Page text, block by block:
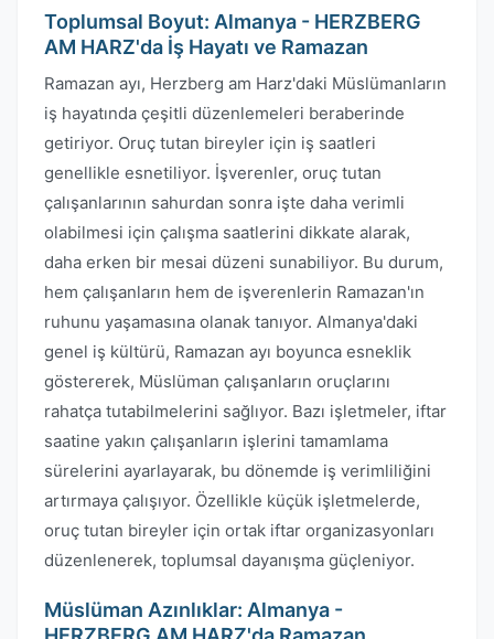
Toplumsal Boyut: Almanya - HERZBERG
AM HARZ'da İş Hayatı ve Ramazan
Ramazan ayı, Herzberg am Harz'daki Müslümanların
iş hayatında çeşitli düzenlemeleri beraberinde
getiriyor. Oruç tutan bireyler için iş saatleri
genellikle esnetiliyor. İşverenler, oruç tutan
çalışanlarının sahurdan sonra işte daha verimli
olabilmesi için çalışma saatlerini dikkate alarak,
daha erken bir mesai düzeni sunabiliyor. Bu durum,
hem çalışanların hem de işverenlerin Ramazan'ın
ruhunu yaşamasına olanak tanıyor. Almanya'daki
genel iş kültürü, Ramazan ayı boyunca esneklik
göstererek, Müslüman çalışanların oruçlarını
rahatça tutabilmelerini sağlıyor. Bazı işletmeler, iftar
saatine yakın çalışanların işlerini tamamlama
sürelerini ayarlayarak, bu dönemde iş verimliliğini
artırmaya çalışıyor. Özellikle küçük işletmelerde,
oruç tutan bireyler için ortak iftar organizasyonları
düzenlenerek, toplumsal dayanışma güçleniyor.
Müslüman Azınlıklar: Almanya -